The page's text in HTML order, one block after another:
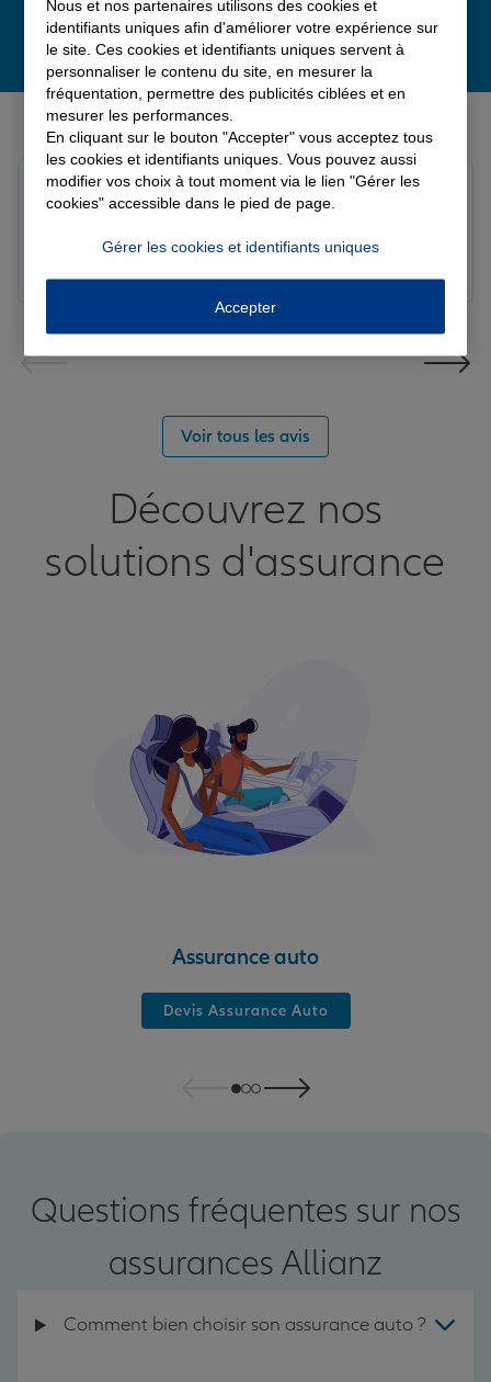
Derniers avis de nos agences Allianz
Note de 5 sur 5
Yori A.
Voir tous les avis
Découvrez nos
solutions d'assurance
Assurance auto
Devis Assurance Auto
Questions fréquentes sur nos
assurances Allianz
Comment bien choisir son assurance auto ?
Nous et nos partenaires utilisons des cookies et
identifiants uniques afin d'améliorer votre expérience sur
le site. Ces cookies et identifiants uniques servent à
personnaliser le contenu du site, en mesurer la
fréquentation, permettre des publicités ciblées et en
mesurer les performances.
En cliquant sur le bouton "Accepter" vous acceptez tous
les cookies et identifiants uniques. Vous pouvez aussi
modifier vos choix à tout moment via le lien "Gérer les
cookies" accessible dans le pied de page.
Gérer les cookies et identifiants uniques
Accepter